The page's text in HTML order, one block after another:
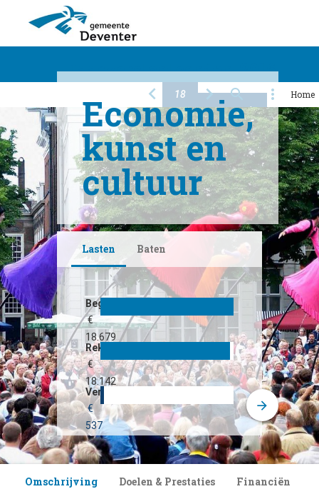
Jaarverslaglegging 2016
Algemeen Financiën Programma's
Producten Paragrafen Bijlagen
Home
Economie,
kunst en
cultuur
Lasten Baten
Begroot
€
18.679
Rekening
€
18.142
Verschil
€
537
Omschrijving Doelen & Prestaties Financiën